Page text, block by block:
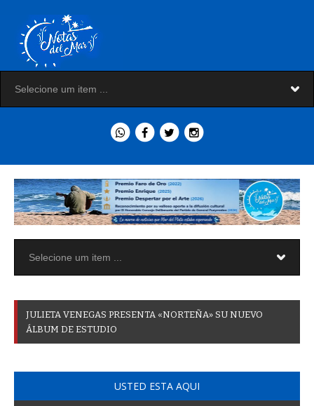
JULIETA VENEGAS PRESENTA «NORTEÑA» SU NUEVO
ÁLBUM DE ESTUDIO
USTED ESTA AQUI